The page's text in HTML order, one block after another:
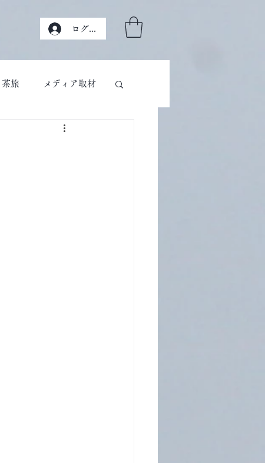
ログイン
茶旅 メディア取材